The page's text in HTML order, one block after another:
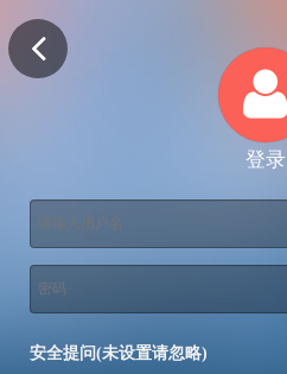
登录
安全提问(未设置请忽略)